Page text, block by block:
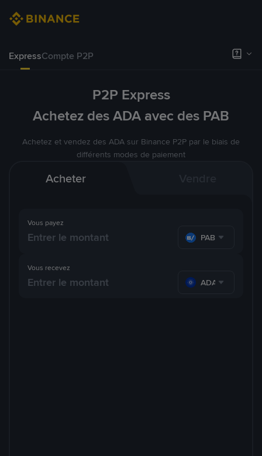
ExpressCompte P2P
P2P Express
Achetez des ADA avec des PAB
Achetez et vendez des ADA sur Binance P2P par le biais de
différents modes de paiement
Acheter
Vous payez
PAB
Vous recevez
ADA